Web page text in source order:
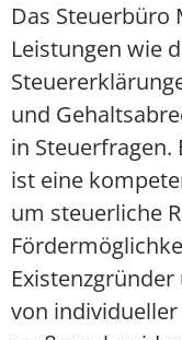
Das
Leistungen wie
und
in
ist eine
um steuerliche
von